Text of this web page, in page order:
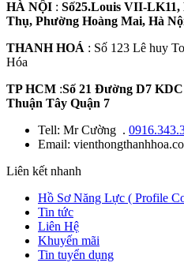
HÀ NỘI : Số25.Louis VII-
Thụ, Phường Hoàng Mai, Hà
THANH HOÁ : Số 123 Lê huy
Hóa
TP HCM :Số 21 Đường D7
Thuận Tây Quận 7
Tell: Mr Cường .
Email:
Liên kết nhanh
Hồ Sơ Năng Lực ( Profile
Tin tức
Liên Hệ
Khuyến mãi
Tin tuyển dụng